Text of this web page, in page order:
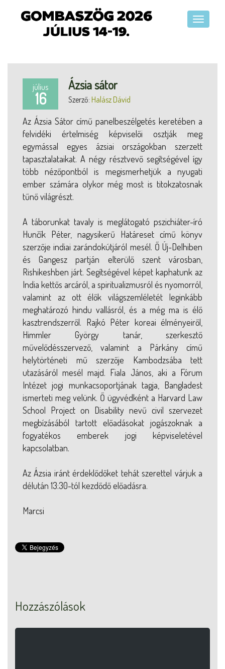
július
16
Ázsia sátor
Szerző: Halász Dávid
Az Ázsia Sátor című panelbeszélgetés keretében a
felvidéki értelmiség képviselői osztják meg
egymással egyes ázsiai országokban szerzett
tapasztalataikat. A négy résztvevő segítségével így
több nézőpontból is megismerhetjük a nyugati
ember számára olykor még most is titokzatosnak
tűnő világrészt.
A táborunkat tavaly is meglátogató pszichiáter-író
Hunčík Péter, nagysikerű Határeset című könyv
szerzője indiai zarándokútjáról mesél. Ő Új-Delhiben
és Gangesz partján elterülő szent városban,
Rishikeshben járt. Segítségével képet kaphatunk az
India kettős arcáról, a spiritualizmusról és nyomorról,
valamint az ott élők világszemléletét leginkább
meghatározó hindu vallásról, és a még ma is élő
kasztrendszerről. Rajkó Péter koreai élményeiről,
Himmler György tanár, szerkesztő
művelődésszervező, valamint a Párkány című
helytörténeti mű szerzője Kambodzsába tett
utazásáról mesél majd. Fiala János, aki a Fórum
Intézet jogi munkacsoportjának tagja, Bangladest
ismerteti meg velünk. Ő ügyvédként a Harvard Law
School Project on Disability nevű civil szervezet
megbízásából tartott előadásokat jogászoknak a
fogyatékos emberek jogi képviseletével
kapcsolatban.
Az Ázsia iránt érdeklődőket tehát szerettel várjuk a
délután 13:30-tól kezdődő előadásra.
Marcsi
Hozzászólások